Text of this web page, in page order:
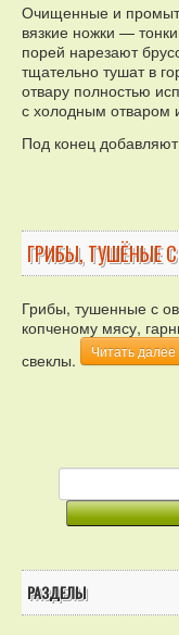
Очищенные и
вязкие ножки —
порей нарезают
тщательно тушат в
отвару полностью
с холодным отваром
Под конец
ГРИБЫ, ТУШЁНЫЕ
Грибы, тушенные с
копченому мясу,
свеклы.
Читать далее
РАЗДЕЛЫ